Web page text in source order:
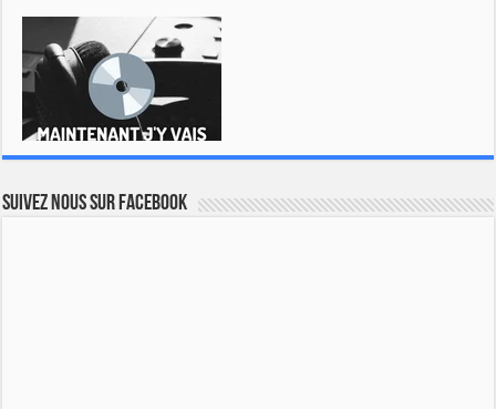
Suivez nous sur Facebook